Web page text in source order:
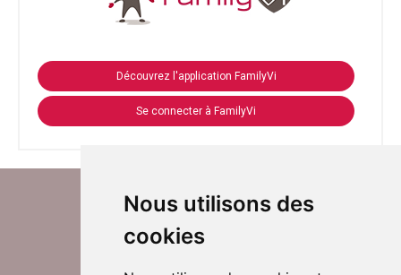
Nous utilisons des
cookies
Découvrez l'application FamilyVi
Se connecter à FamilyVi